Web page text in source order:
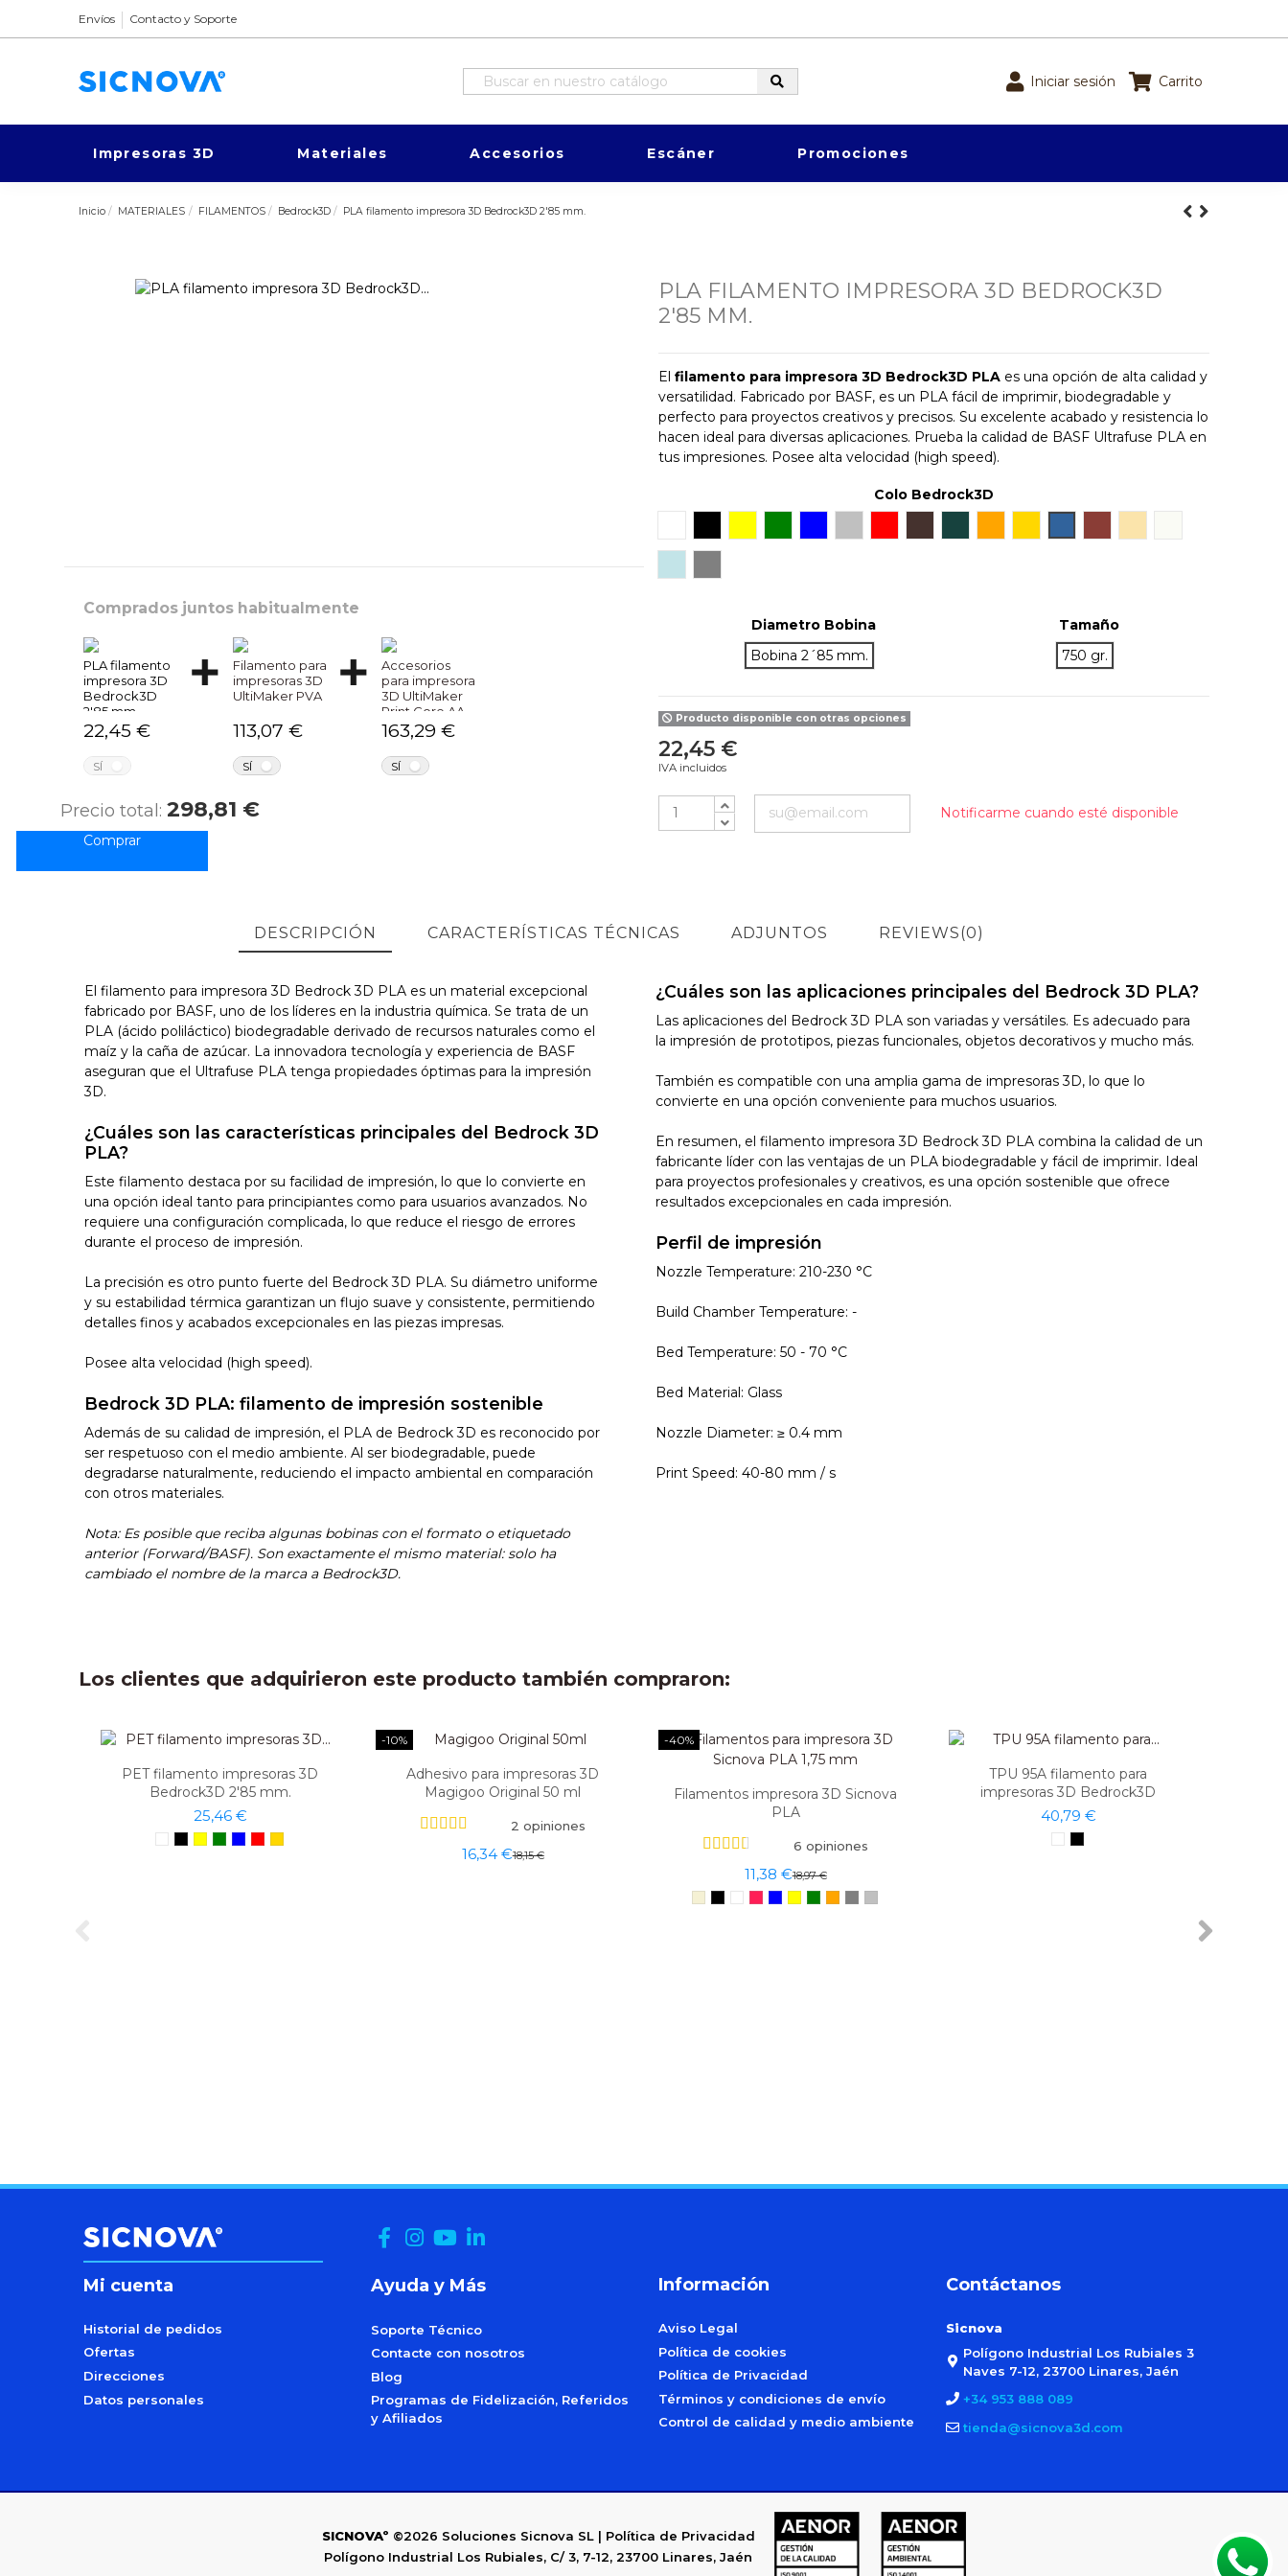
Envíos Contacto y Soporte
Iniciar sesión Carrito
Impresoras 3D Materiales Accesorios Escáner Promociones
Inicio MATERIALES FILAMENTOS Bedrock3D PLA filamento impresora 3D Bedrock3D 2'85 mm.
PLA FILAMENTO IMPRESORA 3D BEDROCK3D
2'85 MM.
El filamento para impresora 3D Bedrock3D PLA es una opción de alta calidad y
versatilidad. Fabricado por BASF, es un PLA fácil de imprimir, biodegradable y
perfecto para proyectos creativos y precisos. Su excelente acabado y resistencia lo
hacen ideal para diversas aplicaciones. Prueba la calidad de BASF Ultrafuse PLA en
tus impresiones. Posee alta velocidad (high speed).
Colo Bedrock3D
Diametro Bobina
Bobina 2´85 mm.
Tamaño
750 gr.
Producto disponible con otras opciones
22,45 €
IVA incluidos
Comprados juntos habitualmente
PLA filamento
impresora 3D
Bedrock3D
2'85 mm.
22,45 €
SÍ
Filamento para
impresoras 3D
UltiMaker PVA
113,07 €
SÍ
Accesorios
para impresora
3D UltiMaker
Print Core AA
0.40
163,29 €
SÍ
Precio total:298,81 €
DESCRIPCIÓN CARACTERÍSTICAS TÉCNICAS ADJUNTOS REVIEWS(0)
El filamento para impresora 3D Bedrock 3D PLA es un material excepcional
fabricado por BASF, uno de los líderes en la industria química. Se trata de un
PLA (ácido poliláctico) biodegradable derivado de recursos naturales como el
maíz y la caña de azúcar. La innovadora tecnología y experiencia de BASF
aseguran que el Ultrafuse PLA tenga propiedades óptimas para la impresión
3D.
¿Cuáles son las características principales del Bedrock 3D
PLA?
Este filamento destaca por su facilidad de impresión, lo que lo convierte en
una opción ideal tanto para principiantes como para usuarios avanzados. No
requiere una configuración complicada, lo que reduce el riesgo de errores
durante el proceso de impresión.
La precisión es otro punto fuerte del Bedrock 3D PLA. Su diámetro uniforme
y su estabilidad térmica garantizan un flujo suave y consistente, permitiendo
detalles finos y acabados excepcionales en las piezas impresas.
Posee alta velocidad (high speed).
Bedrock 3D PLA: filamento de impresión sostenible
Además de su calidad de impresión, el PLA de Bedrock 3D es reconocido por
ser respetuoso con el medio ambiente. Al ser biodegradable, puede
degradarse naturalmente, reduciendo el impacto ambiental en comparación
con otros materiales.
Nota: Es posible que reciba algunas bobinas con el formato o etiquetado
anterior (Forward/BASF). Son exactamente el mismo material: solo ha
cambiado el nombre de la marca a Bedrock3D.
¿Cuáles son las aplicaciones principales del Bedrock 3D PLA?
Las aplicaciones del Bedrock 3D PLA son variadas y versátiles. Es adecuado para
la impresión de prototipos, piezas funcionales, objetos decorativos y mucho más.
También es compatible con una amplia gama de impresoras 3D, lo que lo
convierte en una opción conveniente para muchos usuarios.
En resumen, el filamento impresora 3D Bedrock 3D PLA combina la calidad de un
fabricante líder con las ventajas de un PLA biodegradable y fácil de imprimir. Ideal
para proyectos profesionales y creativos, es una opción sostenible que ofrece
resultados excepcionales en cada impresión.
Perfil de impresión
Nozzle Temperature: 210-230 °C
Build Chamber Temperature: -
Bed Temperature: 50 - 70 °C
Bed Material: Glass
Nozzle Diameter: ≥ 0.4 mm
Print Speed: 40-80 mm / s
Los clientes que adquirieron este producto también compraron:
PET filamento impresoras 3D
Bedrock3D 2'85 mm.
25,46 €
-10%
Adhesivo para impresoras 3D
Magigoo Original 50 ml
2 opiniones
16,34 €18,15 €
-40%
Filamentos impresora 3D Sicnova
PLA
6 opiniones
11,38 €18,97 €
TPU 95A filamento para
impresoras 3D Bedrock3D
40,79 €
Mi cuenta
Historial de pedidos
Ofertas
Direcciones
Datos personales
Ayuda y Más
Soporte Técnico
Contacte con nosotros
Blog
Programas de Fidelización, Referidos
y Afiliados
Información
Aviso Legal
Política de cookies
Política de Privacidad
Términos y condiciones de envío
Control de calidad y medio ambiente
Contáctanos
Sicnova
Polígono Industrial Los Rubiales 3
Naves 7-12, 23700 Linares, Jaén
+34 953 888 089
tienda@sicnova3d.com
SICNOVAº ©2026 Soluciones Sicnova SL | Política de Privacidad
Polígono Industrial Los Rubiales, C/ 3, 7-12, 23700 Linares, Jaén